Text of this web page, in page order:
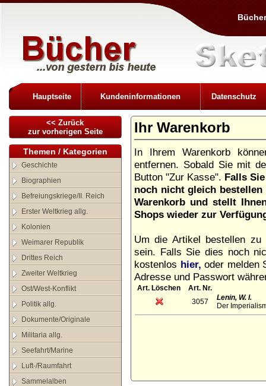
Hauptseite Kundeninformationen Datenschutz
<< Zurück
zur vorherigen Seite
Themen / Kategorien
Geschichte
Biographien
Befreiungskriege/II. Reich
Erster Weltkrieg allg.
Kolonien
Weimarer Republik
Drittes Reich
Zweiter Weltkrieg
Ost/West-Konflikt
Politik allg.
Dokumente/Originale
Militaria allg.
Seefahrt/Marine
Luft-/Raumfahrt
Sammelalben
Ihr Warenkorb
In Ihrem Warenkorb
entfernen. Sobald Sie mit
Button "Zur Kasse". Falls
noch nicht gleich
Warenkorb und stellt
Shops wieder zur
Um die Artikel bestellen zu
sein. Falls Sie dies noch
kostenlos hier, oder melden
Adresse und Passwort
Art. Löschen
Art. Nr.
3057
Lenin, W. I.
Der